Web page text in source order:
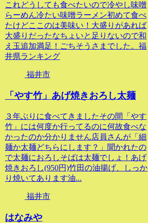
これどうしても食べたいので冷やし味噌
らーめん冷たい味噌ラーメン初めて食べ
たけどここのは美味い！大盛りがあれば
大盛りだったなちょいと足りないので和
え玉追加満足！ごちそうさまでした。福
井県ランキング
福井市
「やす竹」あげ焼きおろし太麺
３年ぶりに食べてきましたその間「やす
竹」には何度か行ってるのに何故食べな
かったのか分かりません店員さんが「細
麺か太麺どちらにします？」聞かれたの
で太麺におろしそばは太麺でしょ！あげ
焼きおろし(950円)竹田の油揚げ、しっか
り焼いてあります油...
福井市
はなみや